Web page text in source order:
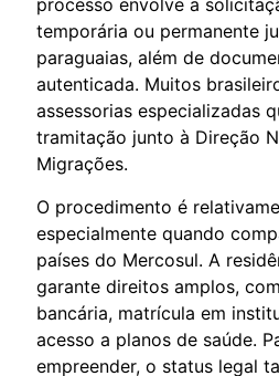
temporária ou permanente
paraguaias, além de
autenticada. Muitos
assessorias especializadas
tramitação junto à Direção
Migrações.
O procedimento é
especialmente quando
países do Mercosul. A
garante direitos amplos,
bancária, matrícula em
acesso a planos de saúde.
empreender, o status legal